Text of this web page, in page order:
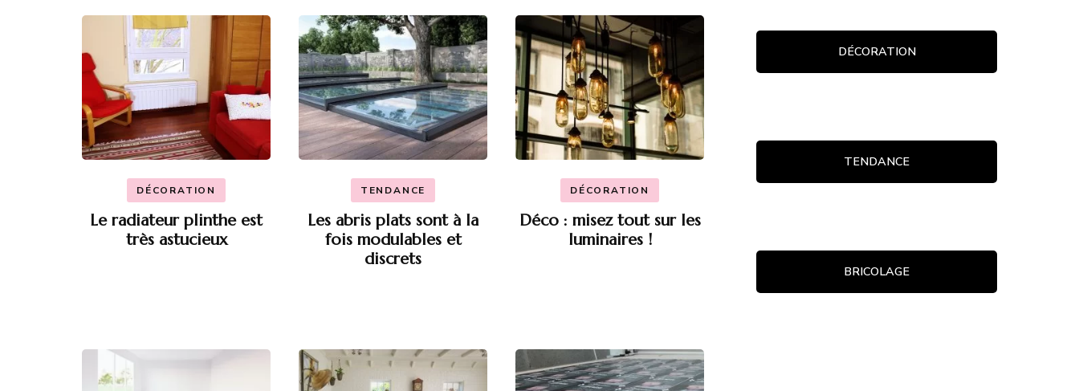
DÉCORATION
Le radiateur plinthe est
très astucieux
TENDANCE
Les abris plats sont à la
fois modulables et
discrets
DÉCORATION
Déco : misez tout sur les
luminaires !
DÉCORATION
TENDANCE
BRICOLAGE